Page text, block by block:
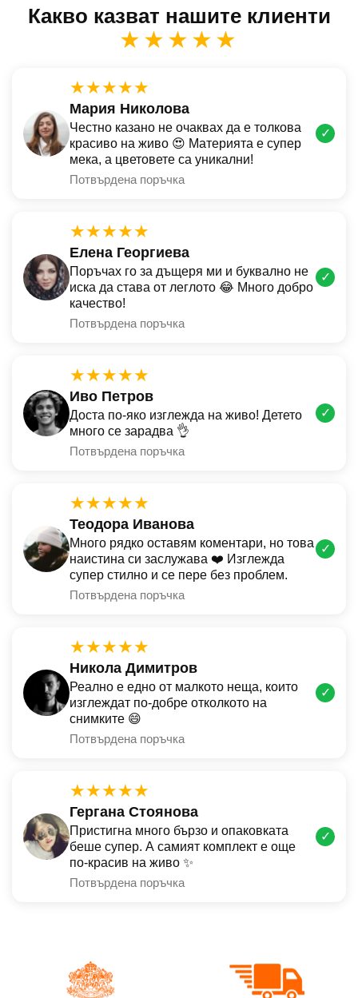
Какво казват нашите клиенти
★★★★★
★★★★★
Мария Николова
Честно казано не очаквах да е толкова
красиво на живо 😍 Материята е супер
мека, а цветовете са уникални!
Потвърдена поръчка
✓
★★★★★
Елена Георгиева
Поръчах го за дъщеря ми и буквално не
иска да става от леглото 😂 Много добро
качество!
Потвърдена поръчка
✓
★★★★★
Иво Петров
Доста по-яко изглежда на живо! Детето
много се зарадва 👌
Потвърдена поръчка
✓
★★★★★
Теодора Иванова
Много рядко оставям коментари, но това
наистина си заслужава ❤️ Изглежда
супер стилно и се пере без проблем.
Потвърдена поръчка
✓
★★★★★
Никола Димитров
Реално е едно от малкото неща, които
изглеждат по-добре отколкото на
снимките 😄
Потвърдена поръчка
✓
★★★★★
Гергана Стоянова
Пристигна много бързо и опаковката
беше супер. А самият комплект е още
по-красив на живо ✨
Потвърдена поръчка
✓